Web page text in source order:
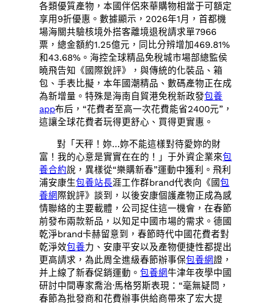
各類優質產物，本國伴侶來華購物相當于可額定
享用9折優惠。數據顯示，2026年1月，首都機
場海關共驗核境外搭客離境退稅請求單7966
票，總金額約1.25億元，同比分辨增加469.81%
和43.68%。海控全球精品免稅城市場部總監侯
曉飛告知《國際銳評》，與傳統的化裝品、箱
包、手表比擬，本年國潮精品、數碼產物正在成
為新增量。特殊是海南自貿港免稅新政發包養
app布后，“花費者至高一次花費能省2400元”，
這讓全球花費者玩得更舒心、買得更實惠。
對「天秤！妳…妳不能這樣對待愛妳的財
富！我的心意是實實在在的！」于外資企業來包
養合約說，異樣從“樂購新春”運動中獲利。飛利
浦安康生包養站長涯工作群brand代表向《國包
養網 際銳評》談到，以後安康個護產物正成為感
情聯絡的主要載體，公司捉住這一機會，在春節
前發布兩款新品，以知足中國市場的需求。德國
乾淨brand卡赫留意到，春節時代中國花費者對
乾淨效包養力、安康平安以及產物便捷性都提出
更高請求，為此周全進級春節辦事保包養網證，
并上線了新春促銷運動。包養網牛津年夜學中國
研討中間專家喬治·馬格努斯表現：“毫無疑問，
春節為批發商和花費辦事供給商帶來了宏大提